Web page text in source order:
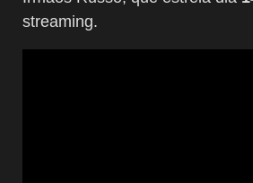
streaming.